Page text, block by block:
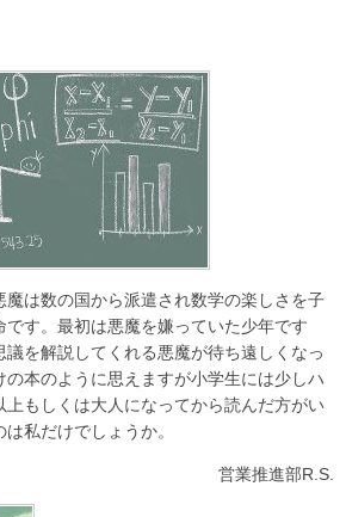
魔は数の国から派遣され数学の楽しさを子
す。最初は悪魔を嫌っていた少年です
を解説してくれる悪魔が待ち遠しくなっ
の本のように思えますが小学生には少しハ
上もしくは大人になってから読んだ方がい
私だけでしょうか。
営業推進部R.S.